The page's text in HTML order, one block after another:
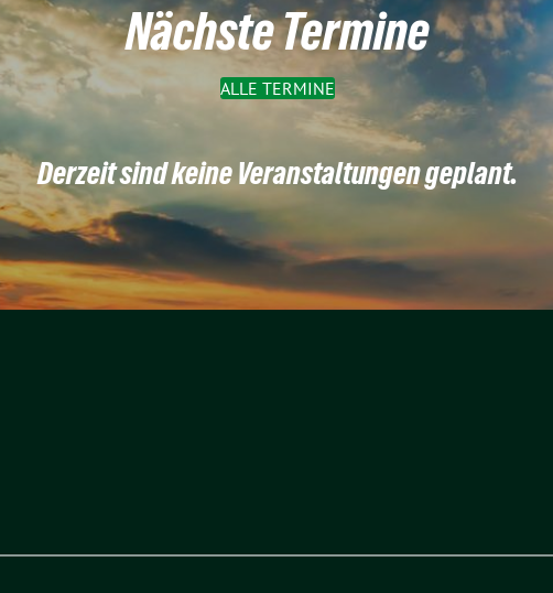
Nächste Termine
ALLE TERMINE
Derzeit sind keine Veranstaltungen geplant.